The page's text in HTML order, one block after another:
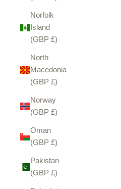
Norfolk
Island
(GBP £)
North
Macedonia
(GBP £)
Norway
(GBP £)
Oman
(GBP £)
Pakistan
(GBP £)